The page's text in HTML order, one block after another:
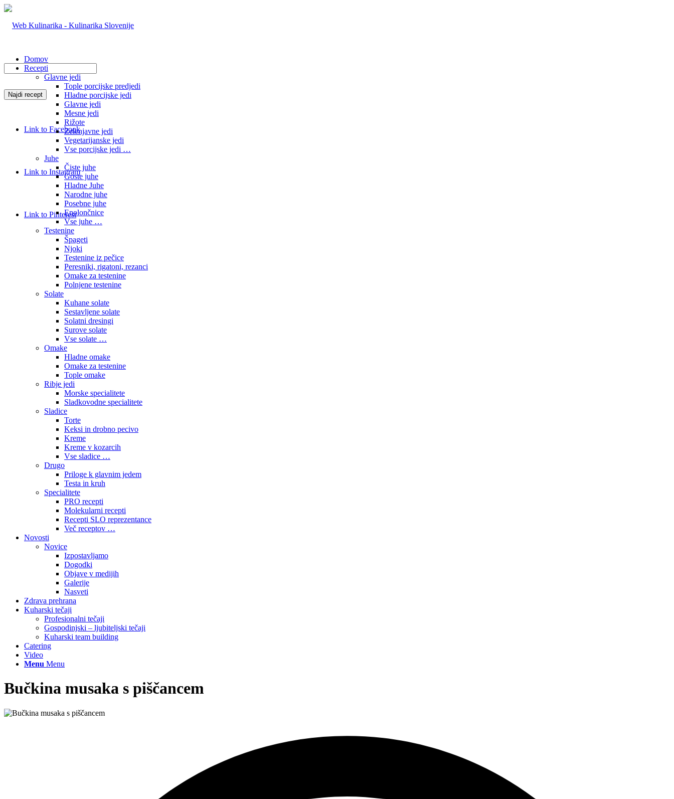
Link to Facebook
Link to Instagram
Link to Pinterest
Domov
Recepti
Glavne jedi
Tople porcijske predjedi
Hladne porcijske jedi
Glavne jedi
Mesne jedi
Rižote
Zelenjavne jedi
Vegetarijanske jedi
Vse porcijske jedi …
Juhe
Čiste juhe
Goste juhe
Hladne Juhe
Narodne juhe
Posebne juhe
Enolončnice
Vse juhe …
Testenine
Špageti
Njoki
Testenine iz pečice
Peresniki, rigatoni, rezanci
Omake za testenine
Polnjene testenine
Solate
Kuhane solate
Sestavljene solate
Solatni dresingi
Surove solate
Vse solate …
Omake
Hladne omake
Omake za testenine
Tople omake
Ribje jedi
Morske specialitete
Sladkovodne specialitete
Sladice
Torte
Keksi in drobno pecivo
Kreme
Kreme v kozarcih
Vse sladice …
Drugo
Priloge k glavnim jedem
Testa in kruh
Specialitete
PRO recepti
Molekularni recepti
Recepti SLO reprezentance
Več receptov …
Novosti
Novice
Izpostavljamo
Dogodki
Objave v medijih
Galerije
Nasveti
Zdrava prehrana
Kuharski tečaji
Profesionalni tečaji
Gospodinjski – ljubiteljski tečaji
Kuharski team building
Catering
Video
Menu Menu
Bučkina musaka s piščancem